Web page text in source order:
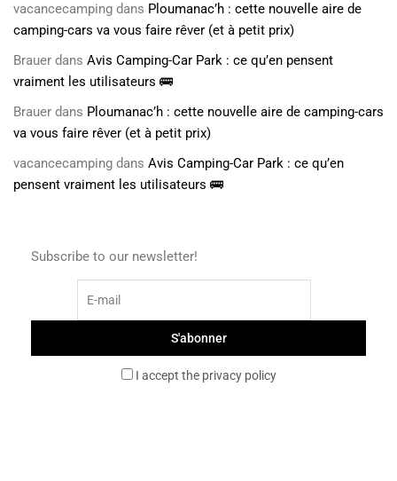
vacancecamping dans Ploumanac’h : cette nouvelle aire de
camping-cars va vous faire rêver (et à petit prix)
Brauer dans Avis Camping-Car Park : ce qu’en pensent
vraiment les utilisateurs 🚌
Brauer dans Ploumanac’h : cette nouvelle aire de camping-cars
va vous faire rêver (et à petit prix)
vacancecamping dans Avis Camping-Car Park : ce qu’en
pensent vraiment les utilisateurs 🚌
Subscribe to our newsletter!
I accept the privacy policy